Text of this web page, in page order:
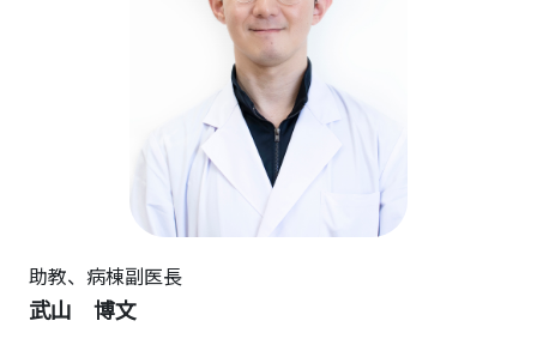
助教、病棟副医長
武山 博文